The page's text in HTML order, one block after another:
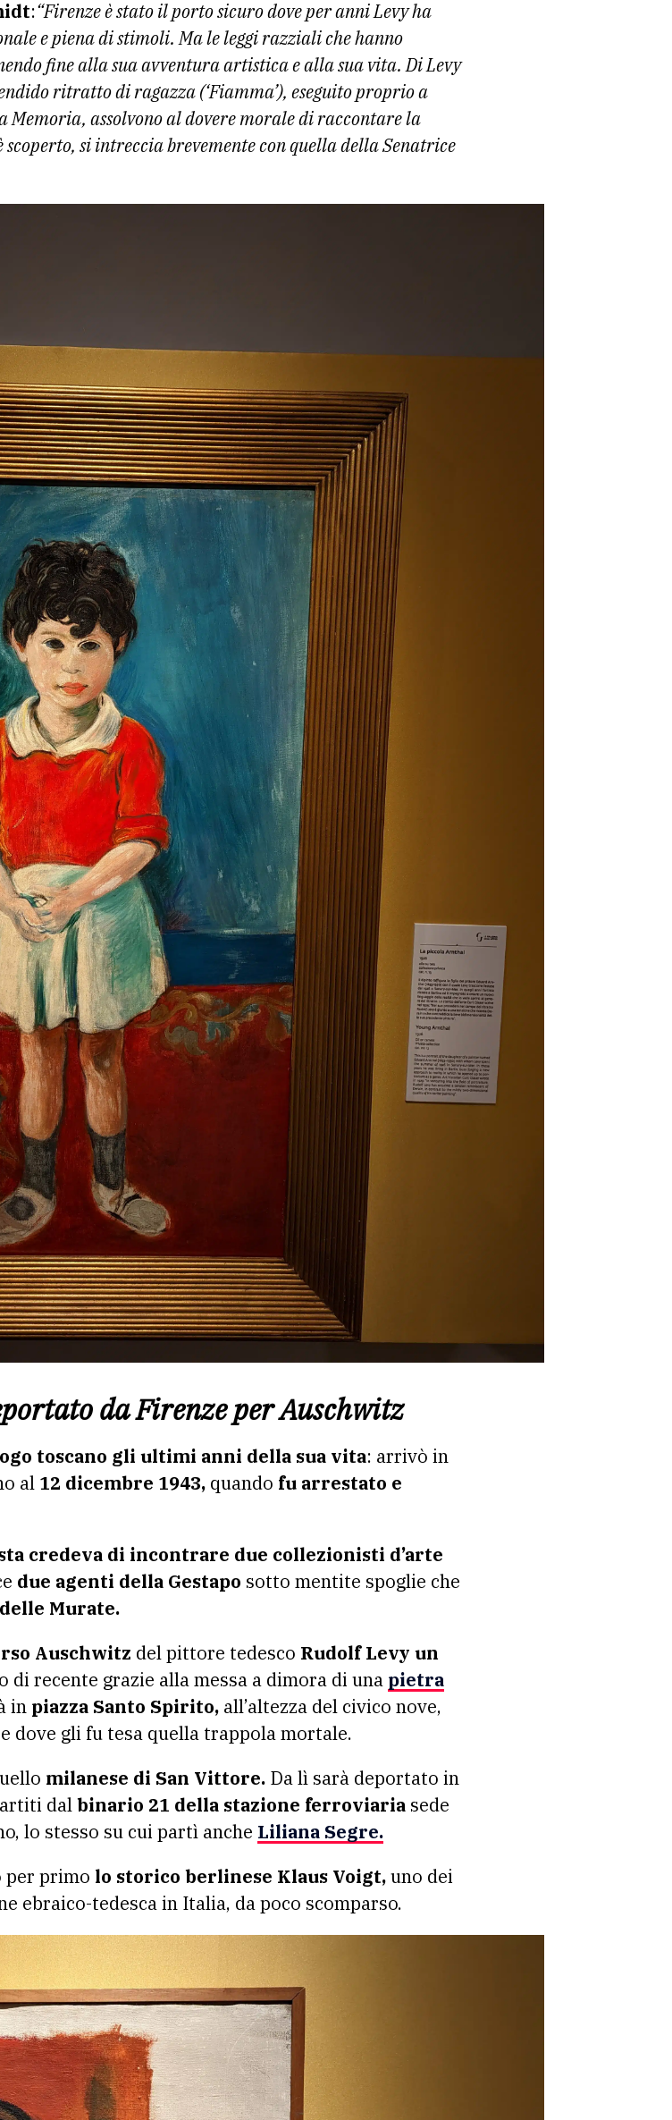
:“Firenze è stato il porto sicuro dove per anni Levy ha
e piena di stimoli. Ma le leggi razziali che hanno
fine alla sua avventura artistica e alla sua vita. Di Levy
ritratto di ragazza (‘Fiamma’), eseguito proprio a
Memoria, assolvono al dovere morale di raccontare la
si intreccia brevemente con quella della Senatrice
da Firenze per Auschwitz
toscano gli ultimi anni della sua vita: arrivò in
al 12 dicembre 1943, quando fu arrestato e
credeva di incontrare due collezionisti d’arte
due agenti della Gestapo sotto mentite spoglie che
Murate.
Auschwitz del pittore tedesco Rudolf Levy un
di recente grazie alla messa a dimora di una pietra
in piazza Santo Spirito, all’altezza del civico nove,
dove gli fu tesa quella trappola mortale.
milanese di San Vittore. Da lì sarà deportato in
dalbinario 21 della stazione ferroviaria sede
lo stesso su cui partì anche Liliana Segre.
per primo lo storico berlinese Klaus Voigt,uno dei
ebraico-tedesca in Italia, da poco scomparso.